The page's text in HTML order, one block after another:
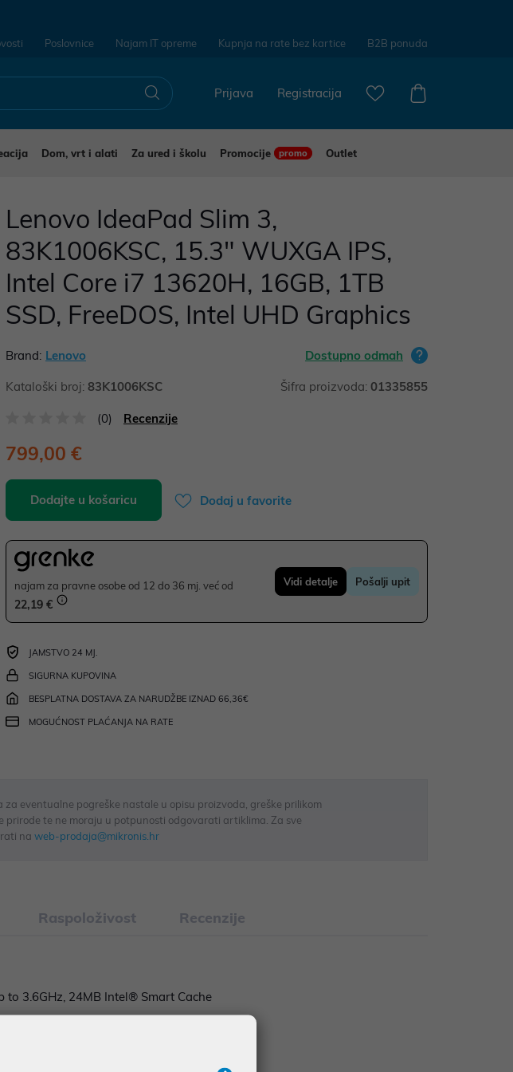
Poslovnice Najam IT opreme Kupnja na rate bez kartice B2B ponuda
Registracija
Prijava
Dom, vrt i alati Za ured i školu Promocije promo
Outlet
Lenovo IdeaPad Slim 3,
83K1006KSC, 15.3" WUXGA IPS,
Intel Core i7 13620H, 16GB, 1TB
SSD, FreeDOS, Intel UHD Graphics
Brand: Lenovo Dostupno odmah
Kataloški broj: 83K1006KSC Šifra proizvoda: 01335855
(0) Recenzije
799,00 €
Dodajte u košaricu Dodaj u favorite
najam za pravne osobe od 12 do 36 mj. već od
22,19 €
Vidi detalje Pošalji upit
JAMSTVO 24 MJ.
SIGURNA KUPOVINA
BESPLATNA DOSTAVA ZA NARUDŽBE IZNAD 66,36€
MOGUĆNOST PLAĆANJA NA RATE
eventualne pogreške nastale u opisu proizvoda, greške prilikom
te ne moraju u potpunosti odgovarati artiklima. Za sve
na web-prodaja@mikronis.hr
Raspoloživost Recenzije
to 3.6GHz, 24MB Intel® Smart Cache